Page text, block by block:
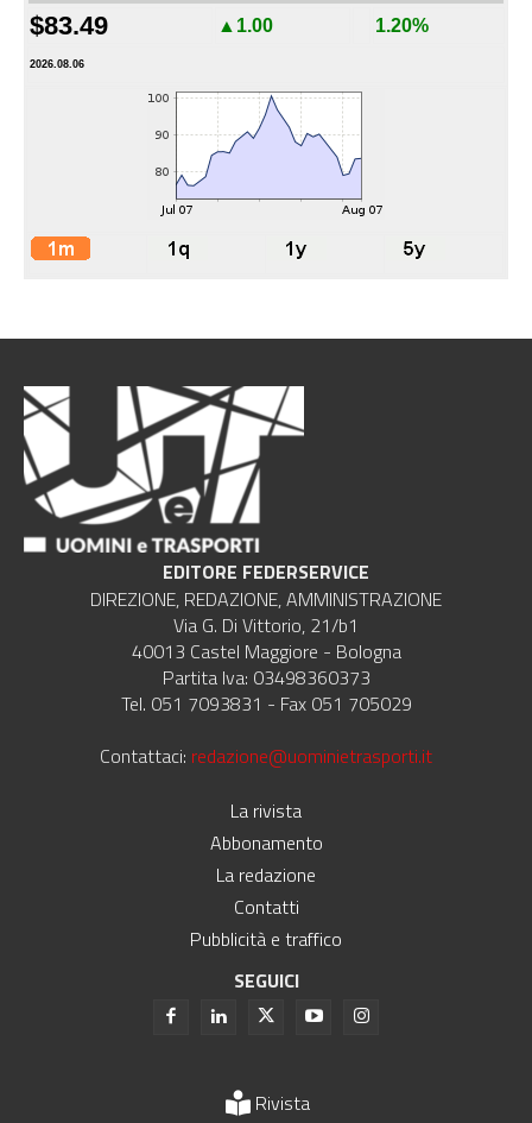
$83.49 ▲1.00 1.20%
2026.08.06
EDITORE FEDERSERVICE
DIREZIONE, REDAZIONE, AMMINISTRAZIONE
Via G. Di Vittorio, 21/b1
40013 Castel Maggiore - Bologna
Partita Iva: 03498360373
Tel. 051 7093831 - Fax 051 705029
Contattaci: redazione@uominietrasporti.it
La rivista
Abbonamento
La redazione
Contatti
Pubblicità e traffico
SEGUICI
Rivista